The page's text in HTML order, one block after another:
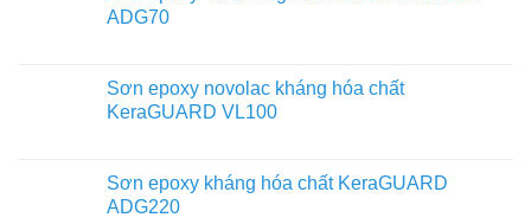
ADG70
Sơn epoxy novolac kháng hóa chất
KeraGUARD VL100
Sơn epoxy kháng hóa chất KeraGUARD
ADG220